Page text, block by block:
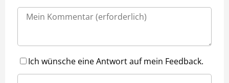
Ich wünsche eine Antwort auf mein Feedback.